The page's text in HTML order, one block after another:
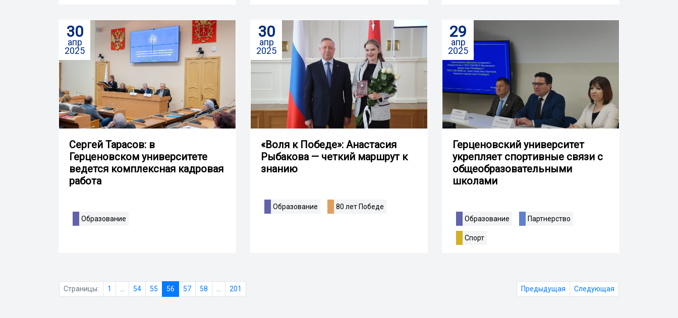
30
апр
2025
Сергей Тарасов: в
Герценовском университете
ведется комплексная кадровая
работа
Образование
30
апр
2025
«Воля к Победе»: Анастасия
Рыбакова — четкий маршрут к
знанию
Образование 80 лет Победе
29
апр
2025
Герценовский университет
укрепляет спортивные связи с
общеобразовательными
школами
Образование Партнерство
Спорт
Страницы: 1 ... 54 55 56 57 58 ... 201 Предыдущая Следующая